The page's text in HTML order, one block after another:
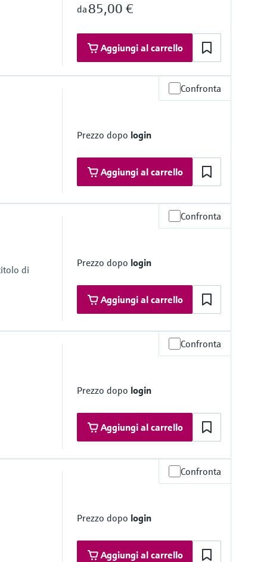
da 85,00 €
Aggiungi al carrello
(mm)
Confronta
Prezzo dopo login
Aggiungi al carrello
°F a 320 °F),
°F)
la calibrazione automatica.
(mm)
Confronta
di
Prezzo dopo login
Aggiungi al carrello
°F),
°F)
Confronta
Prezzo dopo login
Aggiungi al carrello
Confronta
Prezzo dopo login
Aggiungi al carrello